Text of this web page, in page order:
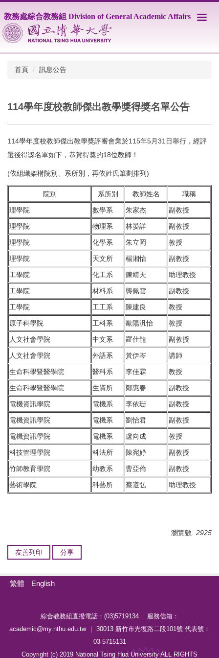
到
主
要
教務處綜合教務組 Division of General Academic Affairs
首頁 訊息公告
114學年度校教師傑出教學獎得獎名單公告
114學年度校教師傑出教學獎評審會業於115年5月31日舉行，經評
選後得獎名單如下，恭賀得獎的18位教師！
(依組織架構院別、系所別，再依姓氏筆劃排列)
院別 系所別 教師姓名 職稱
理學院 數學系 朱家杰 副教授
理學院 物理系 林晏詳 副教授
理學院 化學系 朱立岡 教授
理學院 天文所 楊湘怡 副教授
工學院 化工系 陳靖天 助理教授
工學院 材料系 龔佩雲 副教授
工學院 工工系 陳建良 教授
原子科學院 工科系 歐陽汎怡 教授
人文社會學院 中文系 羅仕龍 副教授
人文社會學院 外語系 黃伊岑 講師
生命科學暨醫學院 醫科系 李佳霖 教授
生命科學暨醫學院 生資所 鄭惠春 副教授
電機資訊學院 電機系 李依珊 副教授
電機資訊學院 電機系 劉怡君 副教授
電機資訊學院 電機系 盧向成 教授
科技管理學院 科法所 陳宛妤 副教授
竹師教育學院 幼教系 曹亞倫 副教授
藝術學院 科藝所 蔡遵弘 助理教授
瀏覽數: 2925
友善列印 分享
繁體 English
綜合教務組直撥電話：(03)5719134｜ 服務信箱：
academic@my.nthu.edu.tw ｜ 30013 新竹市光復路二段101號 代表號：
03-5715131
Copyright (c) 2019 National Tsing Hua University ALL RIGHTS